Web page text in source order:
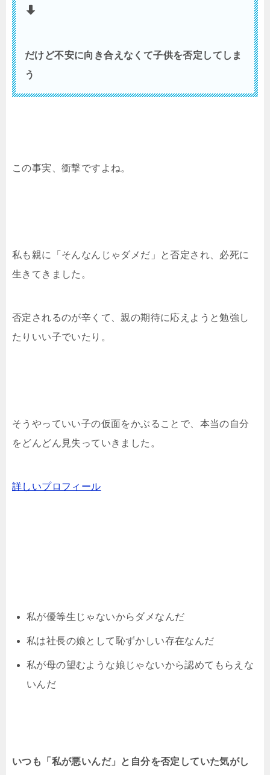
だけど不安に向き合えなくて子供を否定してしま
う
この事実、衝撃ですよね。
私も親に「そんなんじゃダメだ」と否定され、必死に
生きてきました。
否定されるのが辛くて、親の期待に応えようと勉強し
たりいい子でいたり。
そうやっていい子の仮面をかぶることで、本当の自分
をどんどん見失っていきました。
詳しいプロフィール
私が優等生じゃないからダメなんだ
私は社長の娘として恥ずかしい存在なんだ
私が母の望むような娘じゃないから認めてもらえな
いんだ
いつも「私が悪いんだ」と自分を否定していた気がし